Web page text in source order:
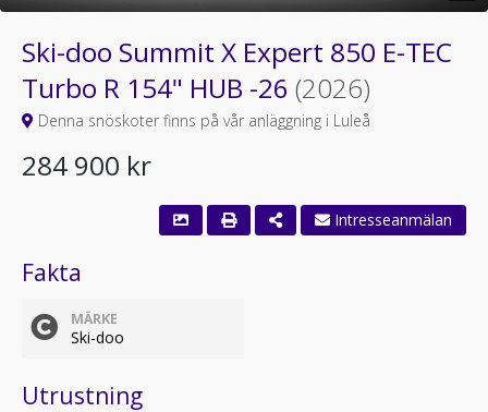
Ski-doo Summit X Expert 850 E-TEC
Turbo R 154" HUB -26 (2026)
Denna snöskoter finns på vår anläggning i Luleå
284 900 kr
Intresseanmälan
Fakta
MÄRKE
Ski-doo
Utrustning